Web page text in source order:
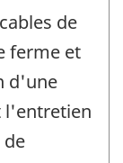
de
ferme et
d'une
l'entretien